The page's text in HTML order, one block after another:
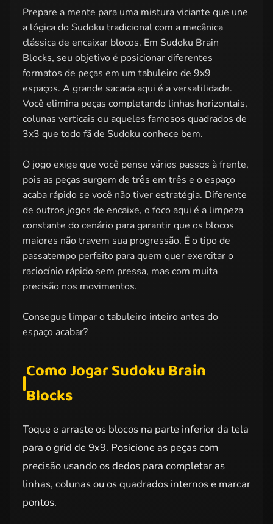
Prepare a mente para uma mistura viciante que une
a lógica do Sudoku tradicional com a mecânica
clássica de encaixar blocos. Em Sudoku Brain
Blocks, seu objetivo é posicionar diferentes
formatos de peças em um tabuleiro de 9x9
espaços. A grande sacada aqui é a versatilidade.
Você elimina peças completando linhas horizontais,
colunas verticais ou aqueles famosos quadrados de
3x3 que todo fã de Sudoku conhece bem.
O jogo exige que você pense vários passos à frente,
pois as peças surgem de três em três e o espaço
acaba rápido se você não tiver estratégia. Diferente
de outros jogos de encaixe, o foco aqui é a limpeza
constante do cenário para garantir que os blocos
maiores não travem sua progressão. É o tipo de
passatempo perfeito para quem quer exercitar o
raciocínio rápido sem pressa, mas com muita
precisão nos movimentos.
Consegue limpar o tabuleiro inteiro antes do
espaço acabar?
Como Jogar Sudoku Brain
Blocks
Toque e arraste os blocos na parte inferior da tela
para o grid de 9x9. Posicione as peças com
precisão usando os dedos para completar as
linhas, colunas ou os quadrados internos e marcar
pontos.